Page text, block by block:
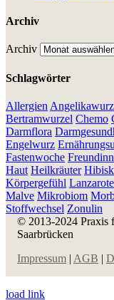
Archiv
Archiv
Schlagwörter
Allergien
Bertramwurzel Chemo
Darmflora
Engelwurz
Fastenwoche
Haut Heilkräuter
Körpergefühl Lanzarote
Malve Mikrobiom
Stoffwechsel Zonulin
© 2013-2024 Praxis
Saarbrücken
Impressum | AGB |
load link